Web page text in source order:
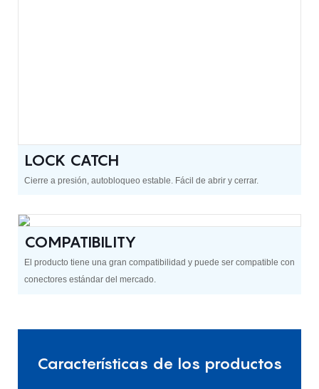
LOCK CATCH
Cierre a presión, autobloqueo estable. Fácil de abrir y cerrar.
COMPATIBILITY
El producto tiene una gran compatibilidad y puede ser compatible con
conectores estándar del mercado.
Características de los productos